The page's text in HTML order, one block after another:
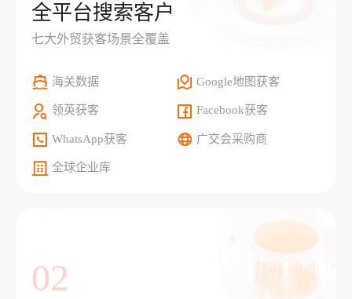
全平台搜索客户
七大外贸获客场景全覆盖
海关数据 Google地图获客
领英获客 Facebook获客
WhatsApp获客 广交会采购商
全球企业库
02